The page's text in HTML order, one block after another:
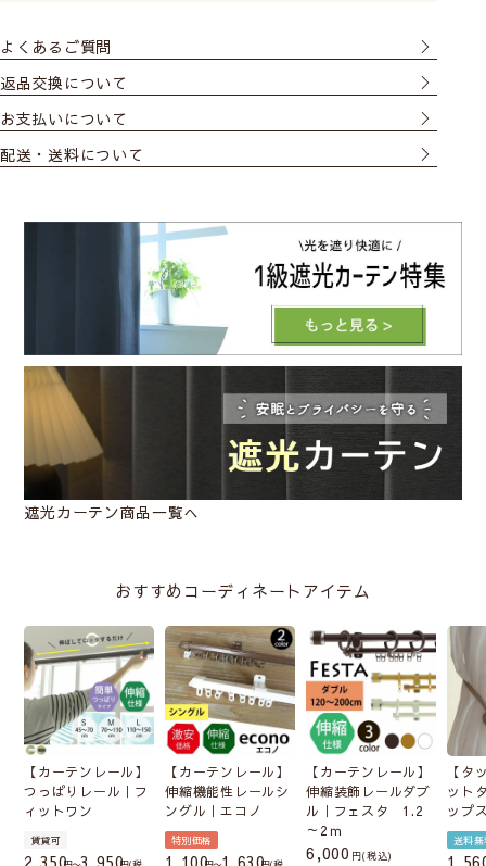
よくあるご質問
返品交換について
お支払いについて
配送・送料について
遮光カーテン商品一覧へ
おすすめコーディネートアイテム
【カーテンレール】
つっぱりレール｜フ
ィットワン
賃貸可
2,350 3,950
【カーテンレール】
伸縮機能性レールシ
ングル｜エコノ
特別価格
1,100 1,630
【カーテンレール】
伸縮装飾レールダブ
ル｜フェスタ 1.2
～2ｍ
6,000 税込
【タ
ット
ップ
送料無